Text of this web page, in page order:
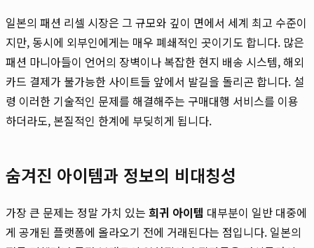
일본의 패션 리셀 시장은 그 규모와 깊이 면에서 세계 최고 수준이
지만, 동시에 외부인에게는 매우 폐쇄적인 곳이기도 합니다. 많은
패션 마니아들이 언어의 장벽이나 복잡한 현지 배송 시스템, 해외
카드 결제가 불가능한 사이트들 앞에서 발길을 돌리곤 합니다. 설
령 이러한 기술적인 문제를 해결해주는 구매대행 서비스를 이용
하더라도, 본질적인 한계에 부딪히게 됩니다.
숨겨진 아이템과 정보의 비대칭성
가장 큰 문제는 정말 가치 있는 희귀 아이템 대부분이 일반 대중에
게 공개된 플랫폼에 올라오기 전에 거래된다는 점입니다. 일본의